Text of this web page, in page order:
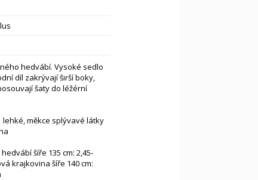
hedvábí. Vysoké sedlo
díl zakrývají širší boky,
šaty do léžérní
lehké, měkce splývavé látky
šíře 135 cm: 2,45-
krajkovina šíře 140 cm: